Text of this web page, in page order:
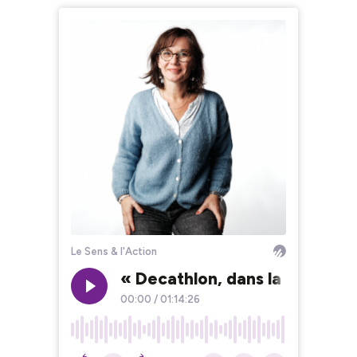
Le Sens & l'Action
« Decathlon, dans la course
00:00 / 01:14:26